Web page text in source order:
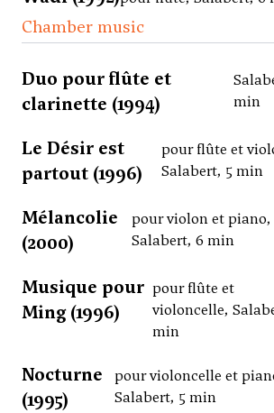
Chamber music
Duo pour flûte et
clarinette (1994)
min
Le Désir est
partout (1996)
pour flûte et
Salabert, 5 min
Mélancolie
(2000)
pour violon et piano,
Salabert, 6 min
Musique pour
Ming (1996)
pour flûte et
violoncelle,
min
Nocturne
(1995)
pour violoncelle et
Salabert, 5 min